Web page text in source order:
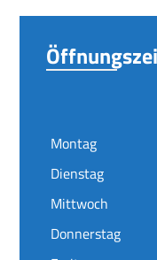
Montag
Dienstag
Mittwoch
Donnerstag